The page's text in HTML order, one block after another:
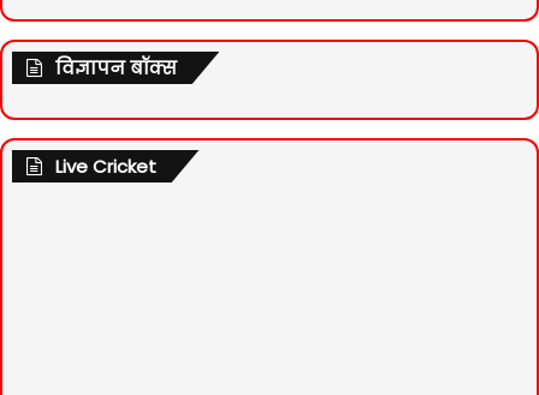
विज्ञापन बॉक्स
Live Cricket